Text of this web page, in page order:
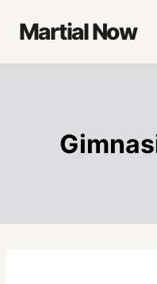
Martial Now